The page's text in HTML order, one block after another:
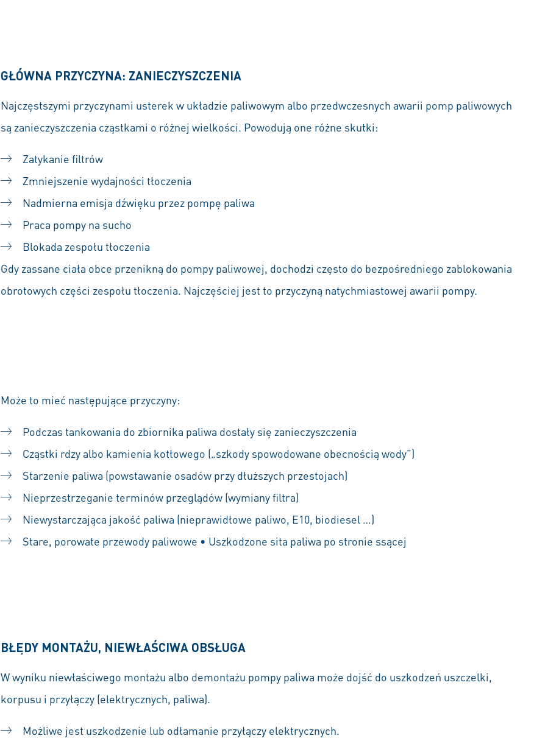
GŁÓWNA PRZYCZYNA: ZANIECZYSZCZENIA
Najczęstszymi przyczynami usterek w układzie paliwowym albo przedwczesnych awarii pomp paliwowych
są zanieczyszczenia cząstkami o różnej wielkości. Powodują one różne skutki:
Zatykanie filtrów
Zmniejszenie wydajności tłoczenia
Nadmierna emisja dźwięku przez pompę paliwa
Praca pompy na sucho
Blokada zespołu tłoczenia
Gdy zassane ciała obce przenikną do pompy paliwowej, dochodzi często do bezpośredniego zablokowania
obrotowych części zespołu tłoczenia. Najczęściej jest to przyczyną natychmiastowej awarii pompy.
Może to mieć następujące przyczyny:
Podczas tankowania do zbiornika paliwa dostały się zanieczyszczenia
Cząstki rdzy albo kamienia kotłowego („szkody spowodowane obecnością wody”)
Starzenie paliwa (powstawanie osadów przy dłuższych przestojach)
Nieprzestrzeganie terminów przeglądów (wymiany filtra)
Niewystarczająca jakość paliwa (nieprawidłowe paliwo, E10, biodiesel …)
Stare, porowate przewody paliwowe • Uszkodzone sita paliwa po stronie ssącej
BŁĘDY MONTAŻU, NIEWŁAŚCIWA OBSŁUGA
W wyniku niewłaściwego montażu albo demontażu pompy paliwa może dojść do uszkodzeń uszczelki,
korpusu i przyłączy (elektrycznych, paliwa).
Możliwe jest uszkodzenie lub odłamanie przyłączy elektrycznych.